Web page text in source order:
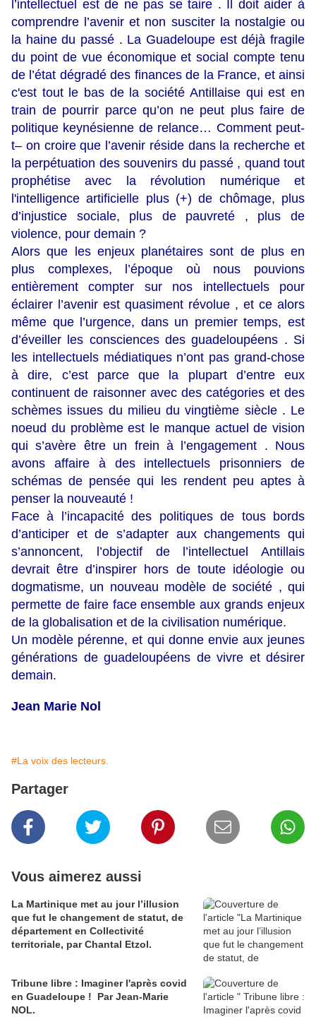
l’intellectuel est de ne pas se taire . Il doit aider à
comprendre l’avenir et non susciter la nostalgie ou
la haine du passé . La Guadeloupe est déjà fragile
du point de vue économique et social compte tenu
de l’état dégradé des finances de la France, et ainsi
c'est tout le bas de la société Antillaise qui est en
train de pourrir parce qu’on ne peut plus faire de
politique keynésienne de relance… Comment peut-
t– on croire que l’avenir réside dans la recherche et
la perpétuation des souvenirs du passé , quand tout
prophétise avec la révolution numérique et
l'intelligence artificielle plus (+) de chômage, plus
d’injustice sociale, plus de pauvreté , plus de
violence, pour demain ?
Alors que les enjeux planétaires sont de plus en
plus complexes, l’époque où nous pouvions
entièrement compter sur nos intellectuels pour
éclairer l’avenir est quasiment révolue , et ce alors
même que l’urgence, dans un premier temps, est
d’éveiller les consciences des guadeloupéens . Si
les intellectuels médiatiques n’ont pas grand-chose
à dire, c’est parce que la plupart d’entre eux
continuent de raisonner avec des catégories et des
schèmes issues du milieu du vingtième siècle . Le
noeud du problème est le manque actuel de vision
qui s’avère être un frein à l’engagement . Nous
avons affaire à des intellectuels prisonniers de
schémas de pensée qui les rendent peu aptes à
penser la nouveauté !
Face à l’incapacité des politiques de tous bords
d’anticiper et de s’adapter aux changements qui
s’annoncent, l’objectif de l’intellectuel Antillais
devrait être d’inspirer hors de toute idéologie ou
dogmatisme, un nouveau modèle de société , qui
permette de faire face ensemble aux grands enjeux
de la globalisation et de la civilisation numérique.
Un modèle pérenne, et qui donne envie aux jeunes
générations de guadeloupéens de vivre et désirer
demain.
Jean Marie Nol
#La voix des lecteurs.
Partager
Vous aimerez aussi
La Martinique met au jour l’illusion
que fut le changement de statut, de
département en Collectivité
territoriale, par Chantal Etzol.
Tribune libre : Imaginer l'après covid
en Guadeloupe ! Par Jean-Marie
NOL.